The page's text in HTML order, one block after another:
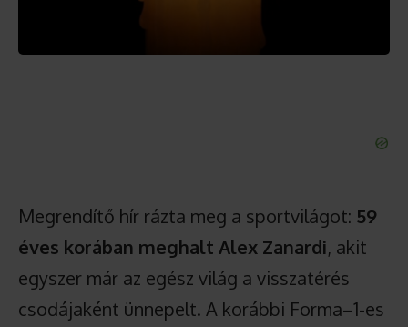
Megrendítő hír rázta meg a sportvilágot: 59
éves korában meghalt Alex Zanardi, akit
egyszer már az egész világ a visszatérés
csodájaként ünnepelt. A korábbi Forma–1-es